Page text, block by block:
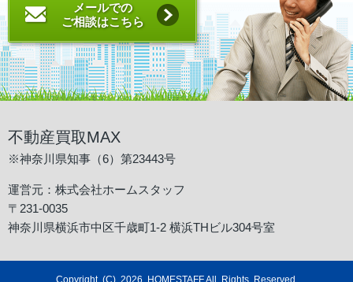
メールでの
ご相談はこちら
不動産買取MAX
※神奈川県知事（6）第23443号
運営元：株式会社ホームスタッフ
〒231-0035
神奈川県横浜市中区千歳町1-2 横浜THビル304号室